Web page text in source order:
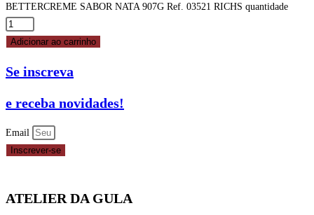
BETTERCREME SABOR NATA 907G Ref. 03521 RICHS quantidade
Adicionar ao carrinho
Se inscreva
e receba novidades!
Email
Inscrever-se
ATELIER DA GULA